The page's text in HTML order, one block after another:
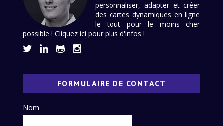
personnaliser, adapter et créer
des cartes dynamiques en ligne
le tout pour le moins cher
possible !Cliquez ici pour plus d'infos !
FORMULAIRE DE CONTACT
Nom